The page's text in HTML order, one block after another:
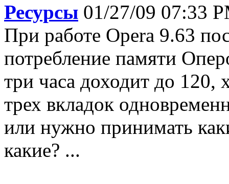
Ресурсы 01/27/09 07:33
При работе Opera 9.63
потребление памяти
три часа доходит до 120,
трех вкладок
или нужно принимать
какие? ...